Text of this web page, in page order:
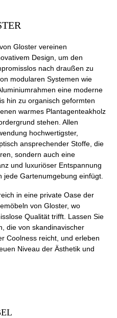
Gloster vereinen
Design, um den
nach draußen zu
modularen Systemen wie
eine moderne
hin zu organisch geformten
warmes Plantagenteakholz
stehen. Allen
hochwertigster,
ansprechender Stoffe, die
sondern auch eine
und luxuriöser Entspannung
Gartenumgebung einfügt.
in eine private Oase der
von Gloster, wo
Qualität trifft. Lassen Sie
die von skandinavischer
Coolness reicht, und erleben
Niveau der Ästhetik und